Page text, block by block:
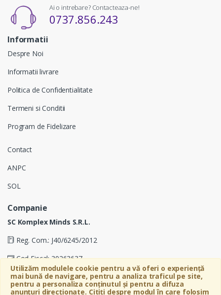
Utilizăm modulele cookie pentru a vă oferi o experiență
mai bună de navigare, pentru a analiza traficul pe site,
pentru a personaliza conținutul și pentru a difuza
anunțuri direcționate. Citiți despre modul în care folosim
Ai o intrebare? Contacteaza-ne!
0737.856.243
Informatii
Despre Noi
Informatii livrare
Politica de Confidentialitate
Termeni si Conditii
Program de Fidelizare
Contact
ANPC
SOL
Companie
SC Komplex Minds S.R.L.
Reg. Com.: J40/6245/2012
Cod Fiscal: 30263637
Soseaua Virtutii 19D, Etaj 4, Biroul A, Sector 6, Bucuresti